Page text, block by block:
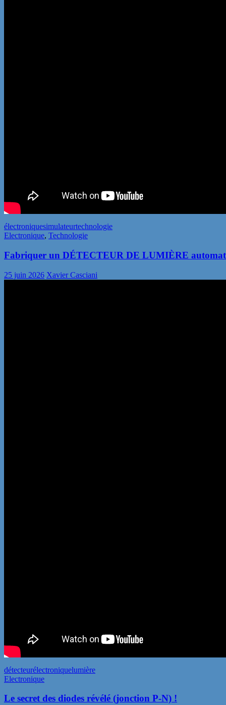
électroniquesimulateurtechnologie
Electronique, Technologie
Fabriquer un DÉTECTEUR DE LUMIÈRE
25 juin 2026 Xavier Casciani
détecteurélectroniquelumière
Electronique
Le secret des diodes révélé (jonction P-N) !